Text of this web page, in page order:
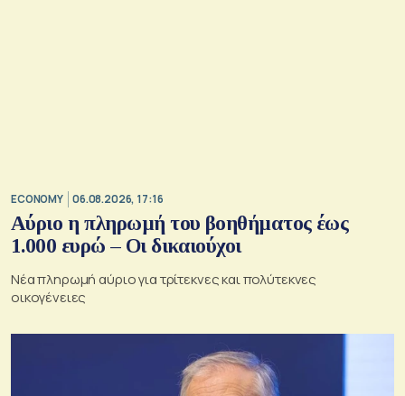
ECONOMY 06.08.2026, 17:16
Αύριο η πληρωμή του βοηθήματος έως
1.000 ευρώ – Oι δικαιούχοι
Νέα πληρωμή αύριο για τρίτεκνες και πολύτεκνες
οικογένειες